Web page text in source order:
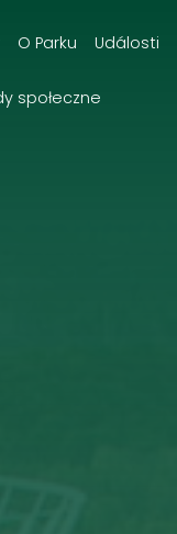
O Parku Události
społeczne